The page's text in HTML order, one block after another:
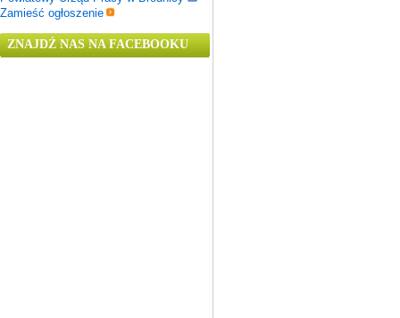
Zamieść ogłoszenie
ZNAJDŹ NAS NA FACEBOOKU